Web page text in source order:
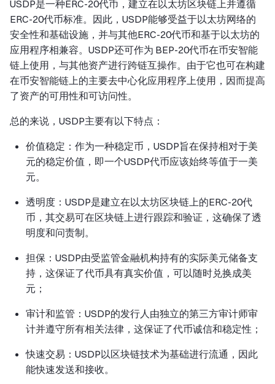
USDP是一种ERC-20代币，建立在以太坊区块链上并遵循
ERC-20代币标准。因此，USDP能够受益于以太坊网络的
安全性和基础设施，并与其他ERC-20代币和基于以太坊的
应用程序相兼容。USDP还可作为 BEP-20代币在币安智能
链上使用，与其他资产进行跨链互操作。由于它也可在构建
在币安智能链上的主要去中心化应用程序上使用，因而提高
了资产的可用性和可访问性。
总的来说，USDP主要有以下特点：
价值稳定：作为一种稳定币，USDP旨在保持相对于美
元的稳定价值，即一个USDP代币应该始终等值于一美
元。
透明度：USDP是建立在以太坊区块链上的ERC-20代
币，其交易可在区块链上进行跟踪和验证，这确保了透
明度和问责制。
担保：USDP由受监管金融机构持有的实际美元储备支
持，这保证了代币具有真实价值，可以随时兑换成美
元；
审计和监管：USDP的发行人由独立的第三方审计师审
计并遵守所有相关法律，这保证了代币诚信和稳定性；
快速交易：USDP以区块链技术为基础进行流通，因此
能快速发送和接收。